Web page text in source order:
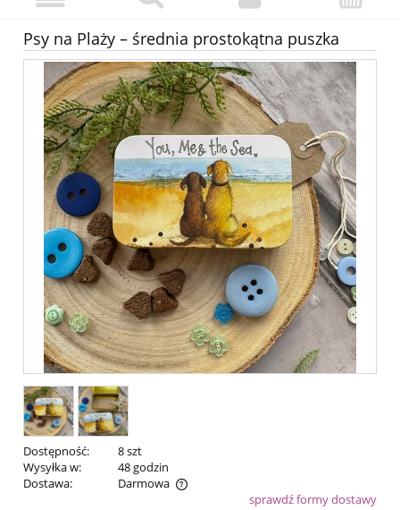
Psy na Plaży – średnia prostokątna puszka
Dostępność:
8 szt
Wysyłka w:
48 godzin
Dostawa:
Darmowa
Cena nie zawiera ewentualnych kosztów płatnościsprawdź formy dostawy